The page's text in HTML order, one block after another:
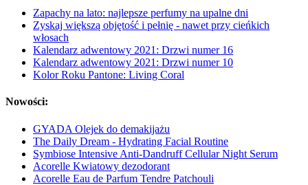
Zapachy na lato: najlepsze perfumy na upalne dni
Zyskaj większą objętość i pełnię - nawet przy cieńkich
włosach
Kalendarz adwentowy 2021: Drzwi numer 16
Kalendarz adwentowy 2021: Drzwi numer 10
Kolor Roku Pantone: Living Coral
Nowości:
GYADA Olejek do demakijażu
The Daily Dream - Hydrating Facial Routine
Symbiose Intensive Anti-Dandruff Cellular Night Serum
Acorelle Kwiatowy dezodorant
Acorelle Eau de Parfum Tendre Patchouli